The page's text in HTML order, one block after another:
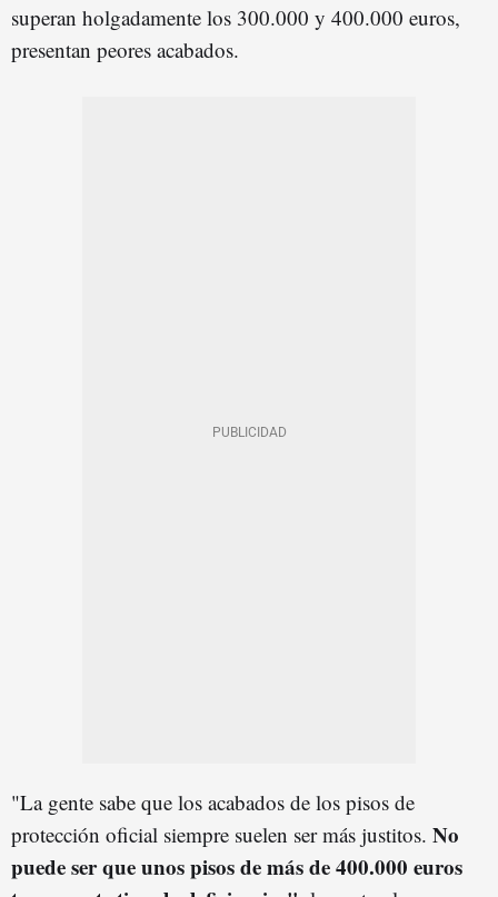
superan holgadamente los 300.000 y 400.000 euros,
presentan peores acabados.
"La gente sabe que los acabados de los pisos de
protección oficial siempre suelen ser más justitos. No
puede ser que unos pisos de más de 400.000 euros